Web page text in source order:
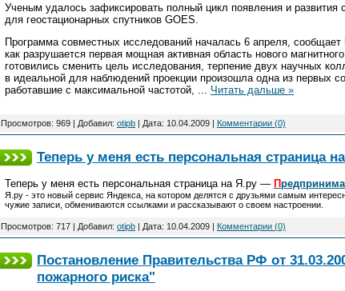
Ученым удалось зафиксировать полный цикл появления и
для геостационарных спутников GOES.
Программа совместных исследований началась 6 апреля,
как разрушается первая мощная активная область нового
готовились сменить цель исследования, терпение двух научных
в идеальной для наблюдений проекции произошла одна из первых
работавшие с максимальной частотой,
Читать дальше »
Просмотров: 969 | Добавил: otipb | Дата: 10.04.2009 Комментарии (0)
Теперь у меня есть персональная страница
Теперь у меня есть персональная страница на Я.ру — П
Я.ру - это новый сервис Яндекса, на котором делятся с друзьями самым
чужие записи, обмениваются ссылками и рассказывают о своем настроении.
Просмотров: 717 | Добавил: otipb | Дата: 10.04.2009 | Комментарии (0)
Постановление Правительства РФ от
пожарного риска"